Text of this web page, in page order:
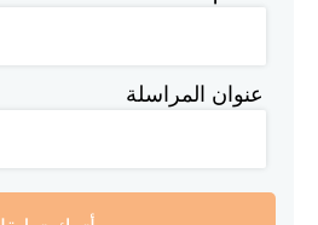
عنوان المراسلة